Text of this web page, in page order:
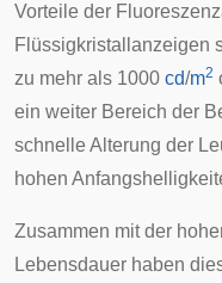
Vorteile der
Flüssigkristallanzeigen
zu mehr als 1000 cd/m2
ein weiter Bereich der
schnelle Alterung der
hohen
Zusammen mit der
Lebensdauer haben